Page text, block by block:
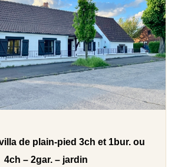
de plain-pied 3ch et 1bur. ou
4ch – 2gar. – jardin